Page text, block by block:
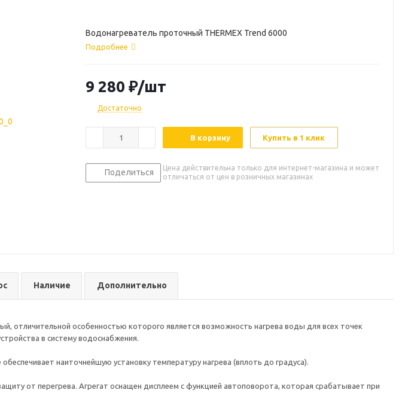
Водонагреватель проточный ТHERMEX Trend 6000
Подробнее
9 280 ₽/шт
Достаточно
В корзину Купить в 1 клик
Поделиться
Цена действительна только для интернет-магазина и может
отличаться от цен в розничных магазинах
Наличие Дополнительно
отличительной особенностью которого является возможность нагрева воды для всех точек
в систему водоснабжения.
наиточнейшую установку температуру нагрева (вплоть до градуса).
от перегрева. Агрегат оснащен дисплеем с функцией автоповорота, которая срабатывает при